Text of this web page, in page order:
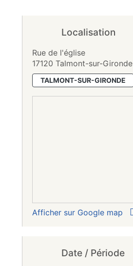
Localisation
Rue de l'église
17120 Talmont-sur-Gironde
TALMONT-SUR-GIRONDE
Afficher sur Google map
Date / Période